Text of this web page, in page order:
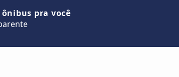
pra você